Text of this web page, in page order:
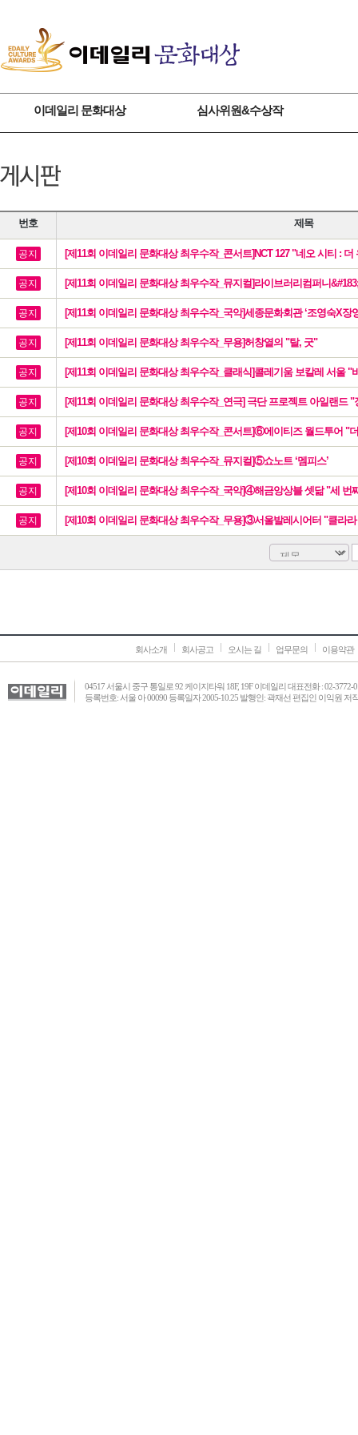
이데일리 문화대상 심사위원&수상작
번호 제목
공지 [제11회 이데일리 문화대상 최우수작_콘서트]NCT 127 "네오 시티 : 더
공지 [제11회 이데일리 문화대상 최우수작_뮤지컬]라이브러리컴퍼니
공지 [제11회 이데일리 문화대상 최우수작_국악]세종문화회관 ‘조영숙X장
공지 [제11회 이데일리 문화대상 최우수작_무용]허창열의 "탈, 굿"
공지 [제11회 이데일리 문화대상 최우수작_클래식]콜레기움 보칼레 서울 "
공지 [제11회 이데일리 문화대상 최우수작_연극] 극단 프로젝트 아일랜드 "
공지 [제10회 이데일리 문화대상 최우수작_콘서트]⑥에이티즈 월드투어 "
공지 [제10회 이데일리 문화대상 최우수작_뮤지컬]⑤쇼노트 ‘멤피스’
공지 [제10회 이데일리 문화대상 최우수작_국악]④해금앙상블 셋닮 "세 번
공지 [제10회 이데일리 문화대상 최우수작_무용]③서울발레시어터 "클라
회사소개 회사공고 오시는 길 업무문의 이용약관
04517 서울시 중구 통일로 92 케이지타워 18F, 19F 이데일리 대표전화 : 02-3772-
등록번호: 서울 아 00090 등록일자 2005-10.25 발행인: 곽재선 편집인 이익원